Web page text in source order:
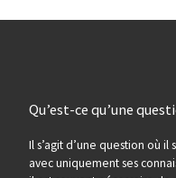
Qu’est-ce qu’une
Il s’agit d’une question où il
avec uniquement ses